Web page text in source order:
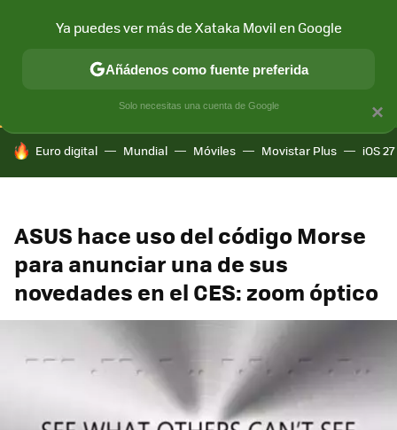
CONECTIVIDAD MÓVIL Y SOCIEDAD APLICACIONES
HOY SE HABLA DE
Euro digital Mundial Móviles Movistar Plus iOS 27
ASUS hace uso del código Morse
para anunciar una de sus
novedades en el CES: zoom óptico
×
Ya puedes ver más de Xataka Movil en Google
Añádenos como fuente preferida
Solo necesitas una cuenta de Google